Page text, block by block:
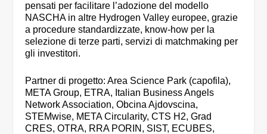
pensati per facilitare l’adozione del modello
NASCHA in altre Hydrogen Valley europee, grazie
a procedure standardizzate, know-how per la
selezione di terze parti, servizi di matchmaking per
gli investitori.
Partner di progetto: Area Science Park (capofila),
META Group, ETRA, Italian Business Angels
Network Association, Obcina Ajdovscina,
STEMwise, META Circularity, CTS H2, Grad
CRES, OTRA, RRA PORIN, SIST, ECUBES,